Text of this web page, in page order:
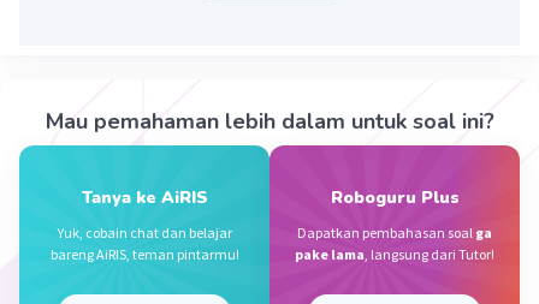
jawabannya adalah 101/120
Mau pemahaman lebih dalam untuk soal ini?
Tanya ke AiRIS
Yuk, cobain chat dan belajar
bareng AiRIS, teman pintarmu!
Roboguru Plus
Dapatkan pembahasan soal ga
pake lama, langsung dari Tutor!